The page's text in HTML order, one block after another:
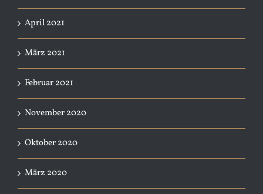
April 2021
März 2021
Februar 2021
November 2020
Oktober 2020
März 2020